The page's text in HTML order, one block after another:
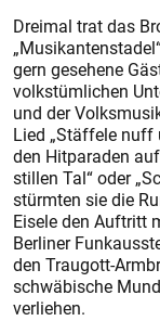
Dreimal trat das
gern gesehene
volkstümlichen
und der
Lied „Stäffele nuff
den Hitparaden
stillen Tal“ oder
stürmten sie die
Eisele den Auftritt
Berliner
den Traugott-
schwäbische
verliehen.